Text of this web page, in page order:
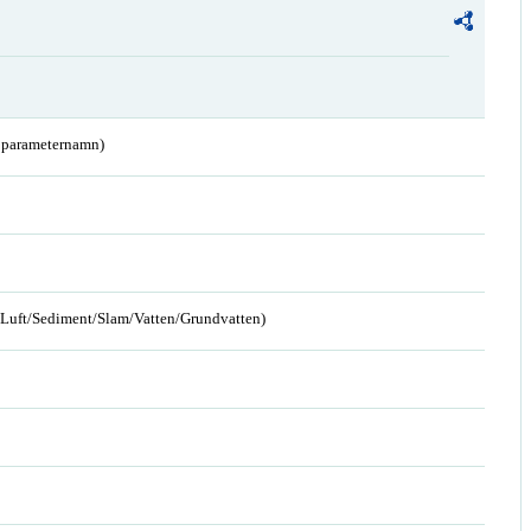
Sediment/Slam/Vatten/Grundvatten)